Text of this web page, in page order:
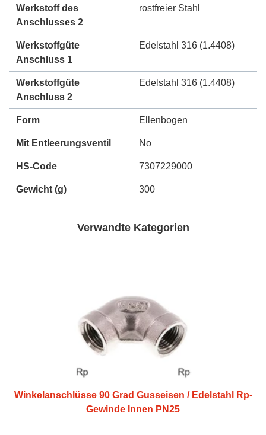
Werkstoff des
Anschlusses 2
rostfreier Stahl
Werkstoffgüte
Anschluss 1
Edelstahl 316 (1.4408)
Werkstoffgüte
Anschluss 2
Edelstahl 316 (1.4408)
Form Ellenbogen
Mit Entleerungsventil No
HS-Code 7307229000
Gewicht (g) 300
Verwandte Kategorien
Winkelanschlüsse 90 Grad Gusseisen / Edelstahl Rp-
Gewinde Innen PN25